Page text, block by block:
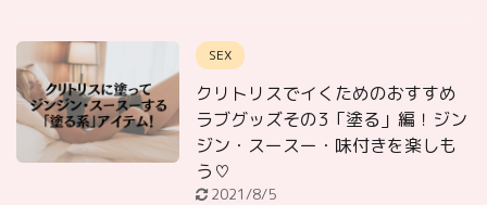
SEX
クリトリスでイくためのおすすめ
ラブグッズその3「塗る」編！ジン
ジン・スースー・味付きを楽しも
う♡
2021/8/5